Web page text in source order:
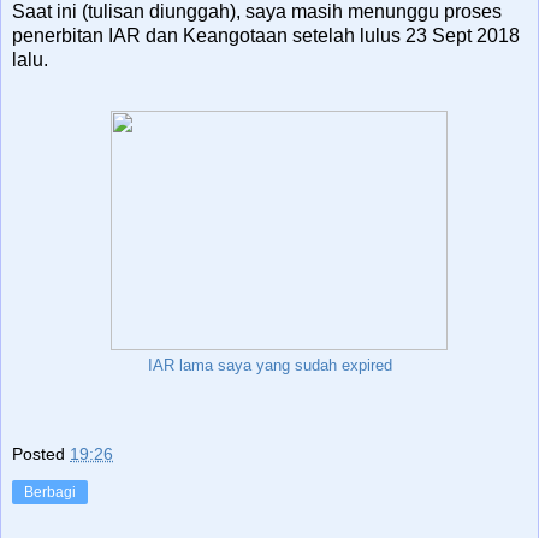
Saat ini (tulisan diunggah), saya masih menunggu proses
penerbitan IAR dan Keangotaan setelah lulus 23 Sept 2018
lalu.
IAR lama saya yang sudah expired
Posted 19:26
Berbagi